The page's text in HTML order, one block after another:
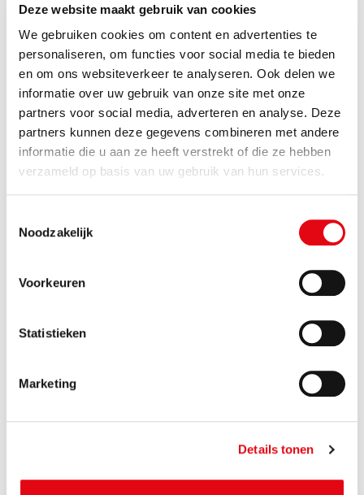
Deze website maakt gebruik van cookies
We gebruiken cookies om content en advertenties te
personaliseren, om functies voor social media te bieden
en om ons websiteverkeer te analyseren. Ook delen we
informatie over uw gebruik van onze site met onze
partners voor social media, adverteren en analyse. Deze
partners kunnen deze gegevens combineren met andere
informatie die u aan ze heeft verstrekt of die ze hebben
verzameld op basis van uw gebruik van hun services.
Noodzakelijk
Voorkeuren
Statistieken
Marketing
Details tonen
31 oktober 2026 om 17:30 – 20:00
Halloweendisco
Lees verder
21 november 2026 om 16:00 – 17:45